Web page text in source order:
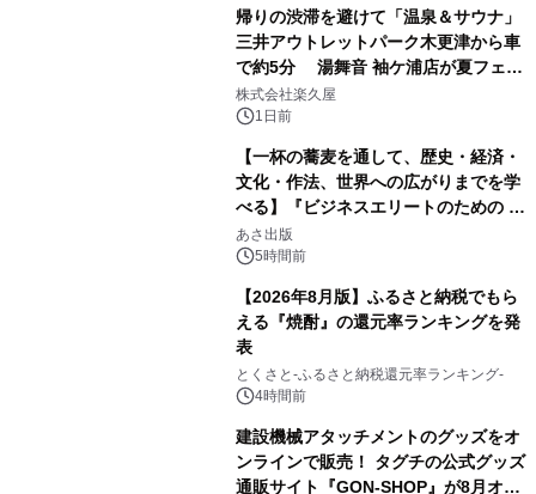
帰りの渋滞を避けて「温泉＆サウナ」
三井アウトレットパーク木更津から車
で約5分 湯舞音 袖ケ浦店が夏フェア
メニューを提供
株式会社楽久屋
1日前
【一杯の蕎麦を通して、歴史・経済・
文化・作法、世界への広がりまでを学
べる】『ビジネスエリートのための 教
養としての蕎麦』2026年8月25日
（火）発売
あさ出版
5時間前
【2026年8月版】ふるさと納税でもら
える『焼酎』の還元率ランキングを発
表
とくさと-ふるさと納税還元率ランキング-
4時間前
建設機械アタッチメントのグッズをオ
ンラインで販売！ タグチの公式グッズ
通販サイト『GON-SHOP』が8月オー